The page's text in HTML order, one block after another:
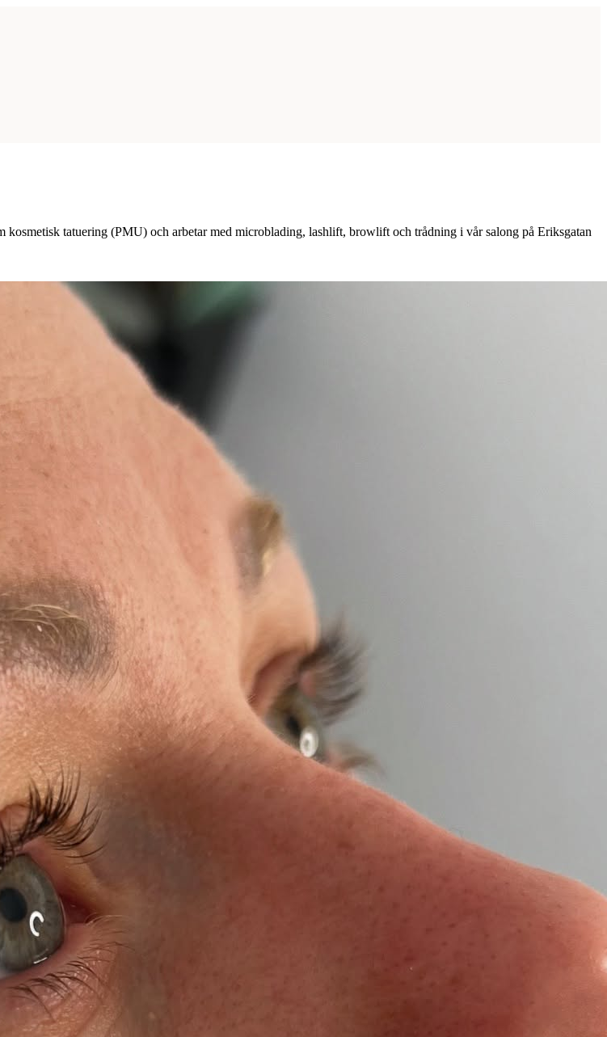
tatuering (PMU) och arbetar med microblading, lashlift, browlift och trådning i vår salong på Eriksgatan